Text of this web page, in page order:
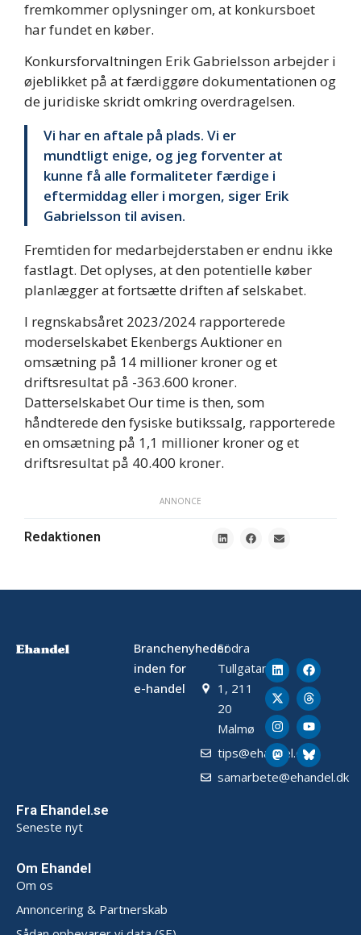
fremkommer oplysninger om, at konkursboet
har fundet en køber.
Konkursforvaltningen Erik Gabrielsson arbejder i
øjeblikket på at færdiggøre dokumentationen og
de juridiske skridt omkring overdragelsen.
Vi har en aftale på plads. Vi er
mundtligt enige, og jeg forventer at
kunne få alle formaliteter færdige i
eftermiddag eller i morgen, siger Erik
Gabrielsson til avisen.
Fremtiden for medarbejderstaben er endnu ikke
fastlagt. Det oplyses, at den potentielle køber
planlægger at fortsætte driften af selskabet.
I regnskabsåret 2023/2024 rapporterede
moderselskabet Ekenbergs Auktioner en
omsætning på 14 millioner kroner og et
driftsresultat på -363.600 kroner.
Datterselskabet Our time is then, som
håndterede den fysiske butikssalg, rapporterede
en omsætning på 1,1 millioner kroner og et
driftsresultat på 40.400 kroner.
ANNONCE
Redaktionen
Branchenyheder
inden for
e-handel
Södra
Tullgatan
1, 211
20
Malmø
tips@ehandel.dk
samarbete@ehandel.dk
Fra Ehandel.se
Seneste nyt
Om Ehandel
Om os
Annoncering & Partnerskab